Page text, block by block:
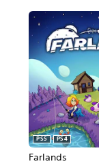
Farlands
PS5 PS4